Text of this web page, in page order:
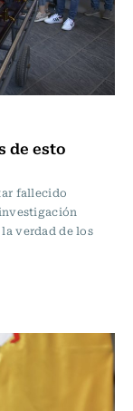
de esto
fallecido
verdad de los